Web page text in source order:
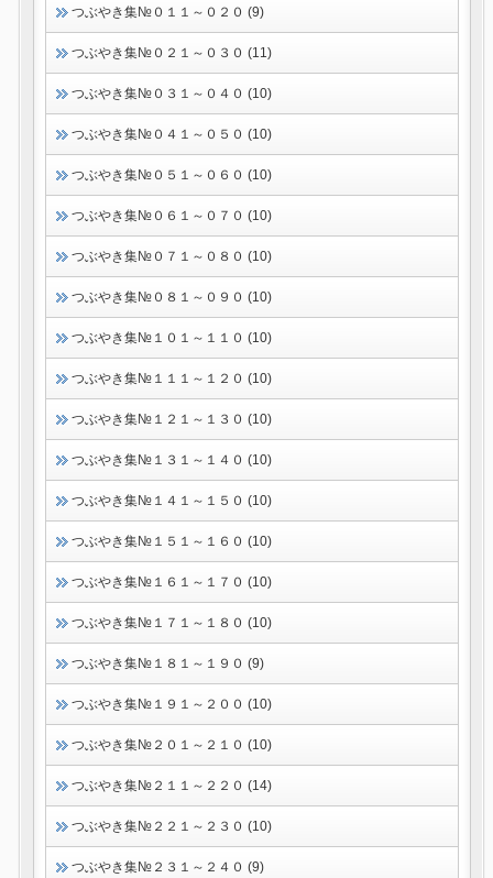
つぶやき集№０１１～０２０ (9)
つぶやき集№０２１～０３０ (11)
つぶやき集№０３１～０４０ (10)
つぶやき集№０４１～０５０ (10)
つぶやき集№０５１～０６０ (10)
つぶやき集№０６１～０７０ (10)
つぶやき集№０７１～０８０ (10)
つぶやき集№０８１～０９０ (10)
つぶやき集№１０１～１１０ (10)
つぶやき集№１１１～１２０ (10)
つぶやき集№１２１～１３０ (10)
つぶやき集№１３１～１４０ (10)
つぶやき集№１４１～１５０ (10)
つぶやき集№１５１～１６０ (10)
つぶやき集№１６１～１７０ (10)
つぶやき集№１７１～１８０ (10)
つぶやき集№１８１～１９０ (9)
つぶやき集№１９１～２００ (10)
つぶやき集№２０１～２１０ (10)
つぶやき集№２１１～２２０ (14)
つぶやき集№２２１～２３０ (10)
つぶやき集№２３１～２４０ (9)